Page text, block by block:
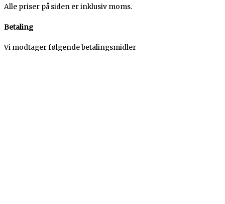
Alle priser på siden er inklusiv moms.
Betaling
Vi modtager følgende betalingsmidler